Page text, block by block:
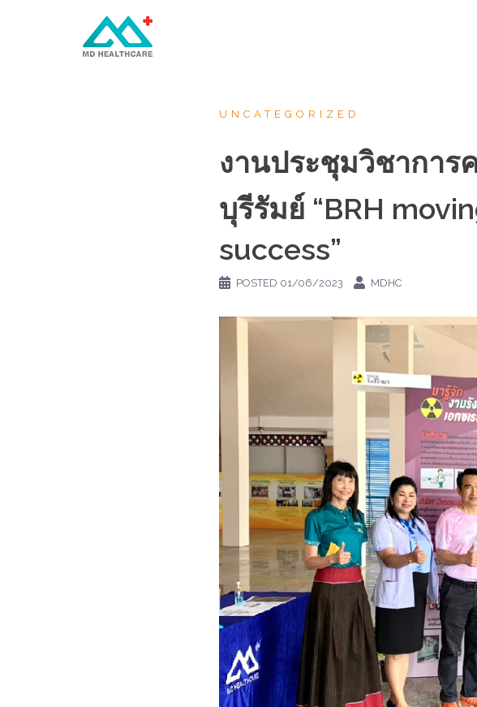
UNCATEGORIZED
งานประชุมวิชาการ
บุรีรัมย์ “BRH
success”
POSTED 01/06/2023 MDHC